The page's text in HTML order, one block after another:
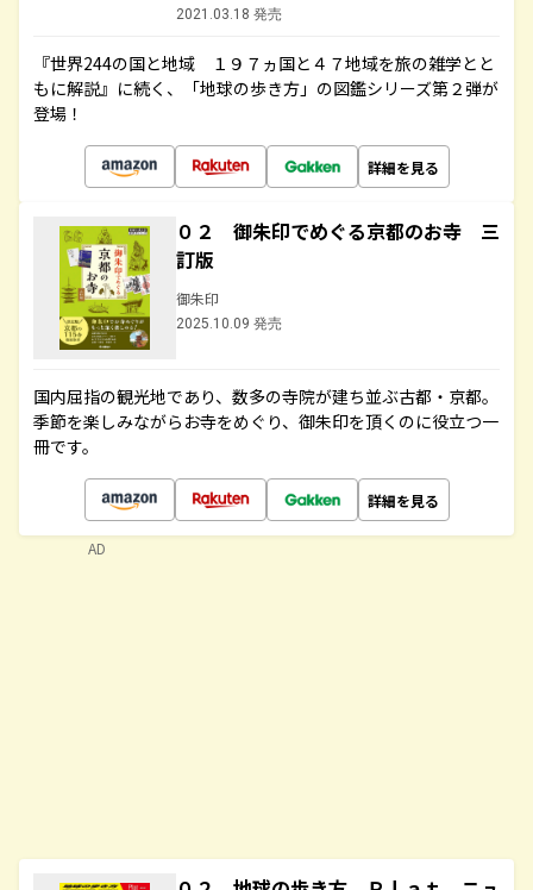
2021.03.18 発売
『世界244の国と地域 １９７ヵ国と４７地域を旅の雑学とと
もに解説』に続く、「地球の歩き方」の図鑑シリーズ第２弾が
登場！
詳細を見る
０２ 御朱印でめぐる京都のお寺 三
訂版
御朱印
2025.10.09 発売
国内屈指の観光地であり、数多の寺院が建ち並ぶ古都・京都。
季節を楽しみながらお寺をめぐり、御朱印を頂くのに役立つ一
冊です。
詳細を見る
AD